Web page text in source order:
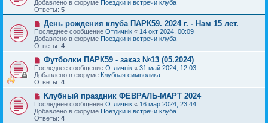
щ
е
н
и
е
о
е
о
о
б
щ
е
и
е
Добавлено в форуме Поездки и встречи клуба
Ответы: 5
Н
о
в
о
е
с
о
б
щ
е
н
и
е
День рождения клуба ПАРК59. 2024 г. - Нам 15 лет.
Последнее сообщение Отличнiк « 14 окт 2024, 00:09
Добавлено в форуме Поездки и встречи клуба
Ответы: 4
Н
о
в
о
е
с
о
о
б
Футболки ПАРК59 - заказ №13 (05.2024)
Последнее сообщение Отличнiк « 31 май 2024, 12:03
Добавлено в форуме Клубная символика
Ответы: 4
Н
о
в
о
Клубный праздник ФЕВРАЛЬ-МАРТ 2024
Последнее сообщение Отличнiк « 16 мар 2024, 23:44
Добавлено в форуме Поездки и встречи клуба
Ответы: 4